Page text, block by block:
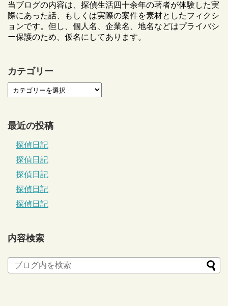
当ブログの内容は、探偵生活四十余年の著者が体験した実
際にあった話、もしくは実際の案件を素材としたフィクシ
ョンです。但し、個人名、企業名、地名などはプライバシ
ー保護のため、仮名にしてあります。
カテゴリー
最近の投稿
探偵日記
探偵日記
探偵日記
探偵日記
探偵日記
内容検索